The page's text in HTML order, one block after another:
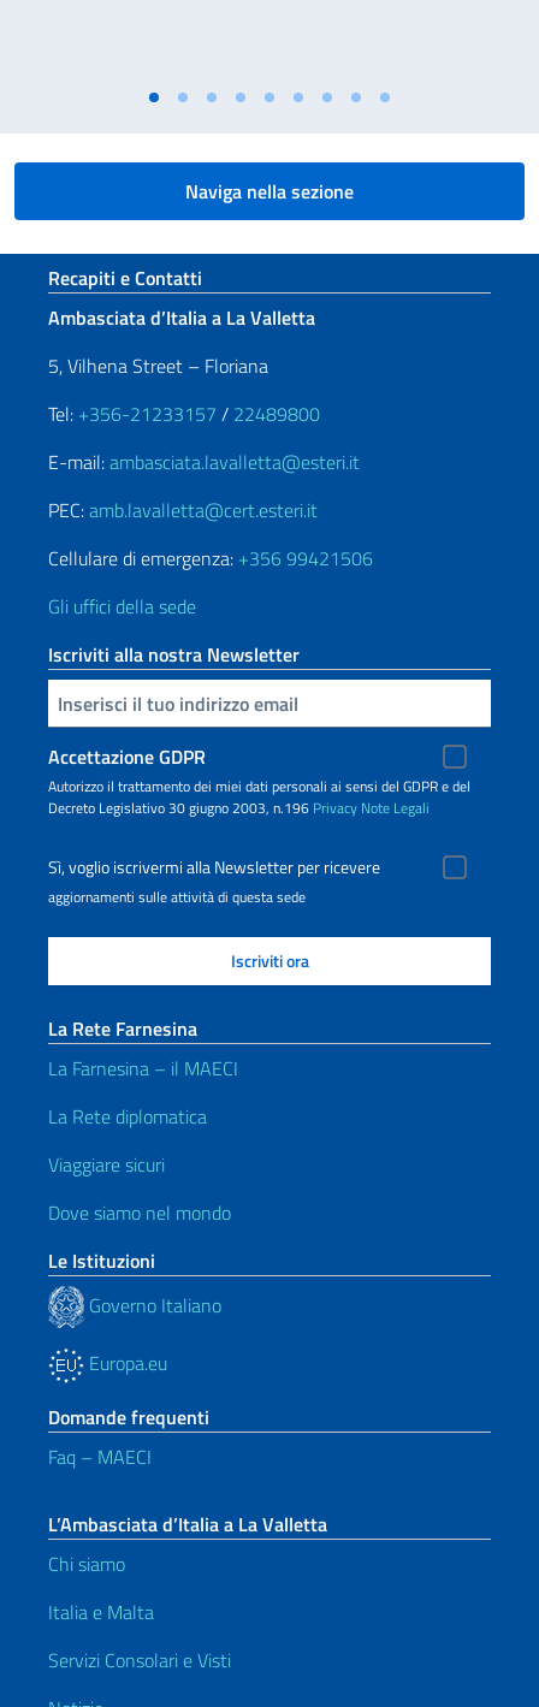
Naviga nella sezione
Sezione footer
Recapiti e Contatti
Ambasciata d’Italia a La Valletta
5, Vilhena Street – Floriana
Tel: +356-21233157 / 22489800
E-mail:ambasciata.lavalletta@esteri.it
PEC:amb.lavalletta@cert.esteri.it
Cellulare di emergenza: +356 99421506
Gli uffici della sede
Iscriviti alla nostra Newsletter
Inserisci la tua email
Accettazione GDPR
Autorizzo il trattamento dei miei dati personali ai sensi del GDPR e del
Decreto Legislativo 30 giugno 2003, n.196 Privacy Note Legali
Sì, voglio iscrivermi alla Newsletter per ricevere
aggiornamenti sulle attività di questa sede
La Rete Farnesina
La Farnesina – il MAECI
La Rete diplomatica
Viaggiare sicuri
Dove siamo nel mondo
Le Istituzioni
Governo Italiano
Europa.eu
Domande frequenti
Faq – MAECI
L’Ambasciata d’Italia a La Valletta
Chi siamo
Italia e Malta
Servizi Consolari e Visti